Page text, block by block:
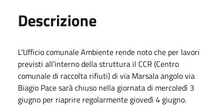
Descrizione
L'Ufficio comunale Ambiente rende noto che per lavori
previsti all’interno della struttura il CCR (Centro
comunale di raccolta rifiuti) di via Marsala angolo via
Biagio Pace sarà chiuso nella giornata di mercoledì 3
giugno per riaprire regolarmente giovedì 4 giugno.